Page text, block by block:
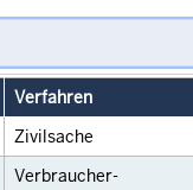
Verfahren
Zivilsache
Verbraucher-